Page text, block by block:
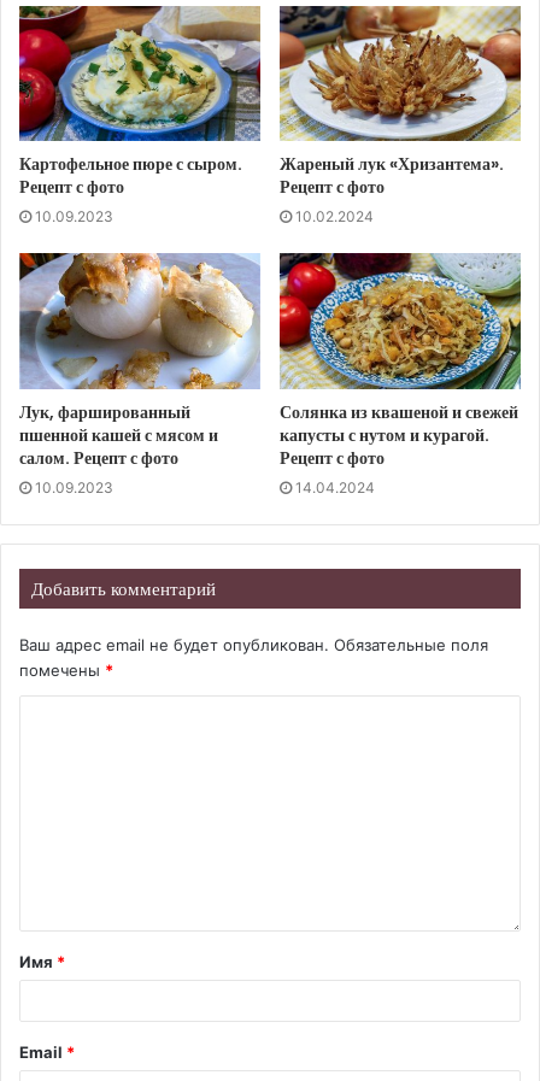
Картофельное пюре с сыром.
Рецепт с фото
10.09.2023
Жареный лук «Хризантема».
Рецепт с фото
10.02.2024
Лук, фаршированный
пшенной кашей с мясом и
салом. Рецепт с фото
10.09.2023
Солянка из квашеной и свежей
капусты с нутом и курагой.
Рецепт с фото
14.04.2024
Добавить комментарий
Ваш адрес email не будет опубликован. Обязательные поля
помечены *
Имя *
Email *